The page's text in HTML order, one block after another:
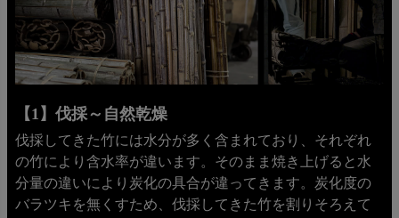
【1】伐採～自然乾燥
伐採してきた竹には水分が多く含まれており、それぞれ
の竹により含水率が違います。そのまま焼き上げると水
分量の違いにより炭化の具合が違ってきます。炭化度の
バラツキを無くすため、伐採してきた竹を割りそろえて